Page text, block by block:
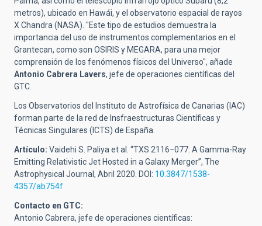
metros), ubicado en Hawái, y el observatorio espacial de rayos
X Chandra (NASA). "Este tipo de estudios demuestra la
importancia del uso de instrumentos complementarios en el
Grantecan, como son OSIRIS y MEGARA, para una mejor
comprensión de los fenómenos físicos del Universo", añade
Antonio Cabrera Lavers, jefe de operaciones científicas del
GTC.
Los Observatorios del Instituto de Astrofísica de Canarias (IAC)
forman parte de la red de Insfraestructuras Científicas y
Técnicas Singulares (ICTS) de España.
Artículo: Vaidehi S. Paliya et al. “TXS 2116−077: A Gamma-Ray
Emitting Relativistic Jet Hosted in a Galaxy Merger”, The
Astrophysical Journal, Abril 2020. DOI: 10.3847/1538-
4357/ab754f
Contacto en GTC:
Antonio Cabrera, jefe de operaciones científicas: